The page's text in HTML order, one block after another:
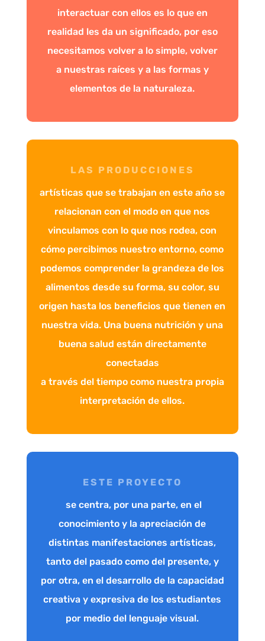
interactuar con ellos es lo que en
realidad les da un significado, por eso
necesitamos volver a lo simple, volver
a nuestras raíces y a las formas y
elementos de la naturaleza.
LAS PRODUCCIONES
artísticas que se trabajan en este año se
relacionan con el modo en que nos
vinculamos con lo que nos rodea, con
cómo percibimos nuestro entorno, como
podemos comprender la grandeza de los
alimentos desde su forma, su color, su
origen hasta los beneficios que tienen en
nuestra vida. Una buena nutrición y una
buena salud están directamente
conectadas
a través del tiempo como nuestra propia
interpretación de ellos.
ESTE PROYECTO
se centra, por una parte, en el
conocimiento y la apreciación de
distintas manifestaciones artísticas,
tanto del pasado como del presente, y
por otra, en el desarrollo de la capacidad
creativa y expresiva de los estudiantes
por medio del lenguaje visual.